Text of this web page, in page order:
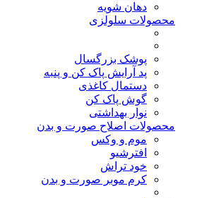
دهان شویه
محصولات سلولزی
پوشک بزرگسال
پد آرایش پاک کن و پنبه
دستمال کاغذی
گوش پاک کن
نوار بهداشتی
محصولات اصلاح صورت و بدن
موم و وکس
افترشیو
خود تراش
کرم موبر صورت و بدن